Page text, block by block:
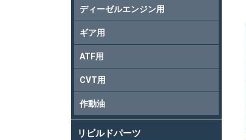
ディーゼルエンジン用
ギア用
ATF用
CVT用
作動油
リビルドパーツ